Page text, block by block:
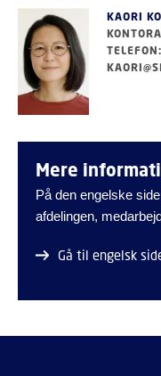
KAORI
Mere
På den engelske
afdelingen,
Gå til engelsk